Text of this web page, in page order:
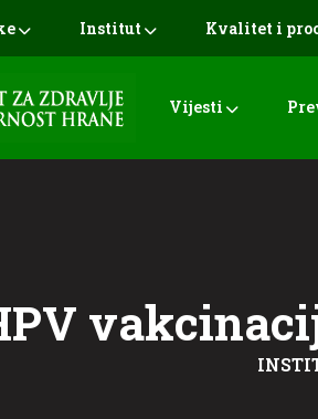
Institut Kvalitet i
Vijesti